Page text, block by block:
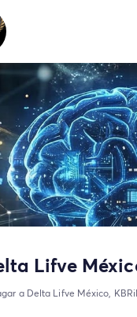
Lifve
a Delta Lifve México,